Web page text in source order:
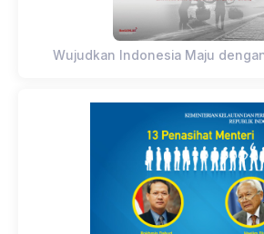
Wujudkan Indonesia Maju